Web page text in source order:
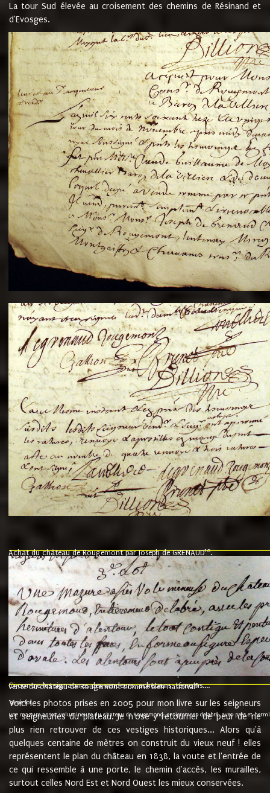
La tour Sud élevée au croisement des chemins de Résinand et
d'Evosges.
Achat du château de Rougemont par Joseph de GRENAUD10.
"l'an mil six cent soixante treze le ving neuvième jour du mois de
nommé fut présent Messire Claude Guillaume de Moyriat chevalier baron
vend, purement simplement et irrevocablement a monseigneur monsieur
et chavannes conseiller du roy au parlement de Bourgogne, present et
que le dit seigneur Baron de la Vellière a sur ses hommes, indivisables et
de la Velliere tout ainsi et comme le dit seigneur Baron et ses
présent......"
suivent les rentes, donation des terriers, etc... au prix de 880 livre louis
Ci contre les signatures des vendeurs, acheteurs, témoins....
vente du château de Rougemont comme bien national9.
"3ème lot
une mazure assez volumineuse du chateau de Rougemond, entierement delabré, avec près et
Voici les photos prises en 2005 pour mon livre sur les seigneurs
et seigneuries du plateau. Je n'ose y retourner de peur de ne
plus rien retrouver de ces vestiges historiques... Alors qu'à
quelques centaine de mètres on construit du vieux neuf ! elles
représentent le plan du château en 1838, la voute et l'entrée de
ce qui ressemble à une porte, le chemin d'accès, les murailles,
surtout celles Nord Est et Nord Ouest les mieux conservées.